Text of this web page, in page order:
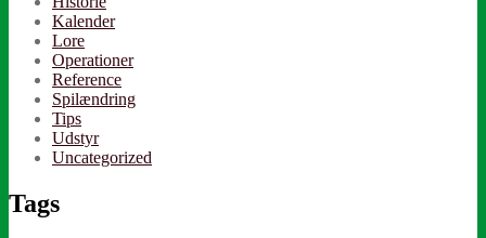
Kalender
Lore
Operationer
Reference
Spilændring
Tips
Udstyr
Uncategorized
Tags